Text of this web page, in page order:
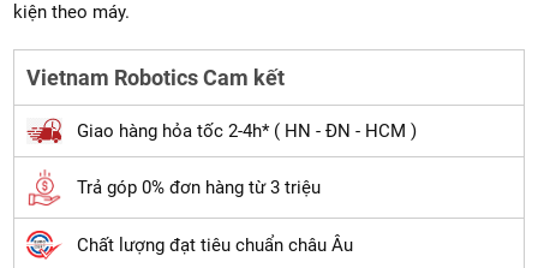
kiện theo máy.
Vietnam Robotics Cam kết
Giao hàng hỏa tốc 2-4h* ( HN - ĐN - HCM )
Trả góp 0% đơn hàng từ 3 triệu
Chất lượng đạt tiêu chuẩn châu Âu